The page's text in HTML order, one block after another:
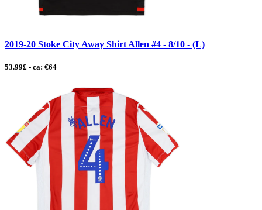
2019-20 Stoke City Away Shirt Allen #4 - 8/10 - (L)
53.99£ - ca: €64